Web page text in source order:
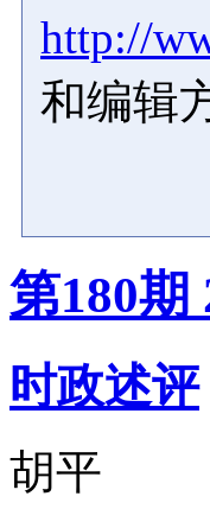
http://
和编辑
第180期
时政述评
胡平